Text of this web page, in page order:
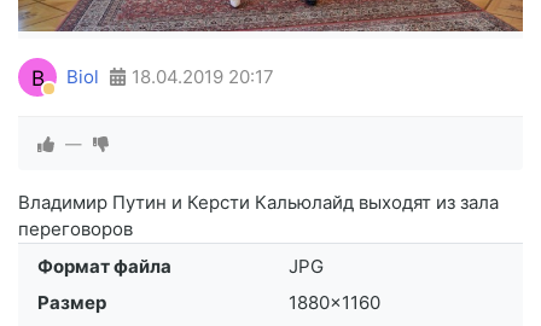
B Biol 18.04.2019 20:17
—
Владимир Путин и Керсти Кальюлайд выходят из зала
переговоров
Формат файла
JPG
Размер
1880×1160